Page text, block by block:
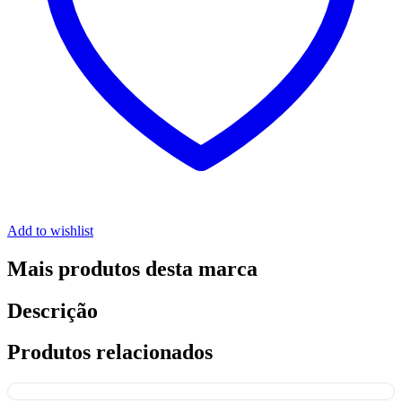
Add to wishlist
Mais produtos desta marca
Descrição
Produtos relacionados